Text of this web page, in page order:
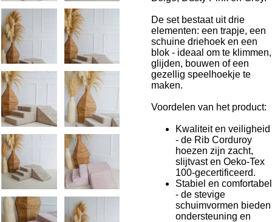
De set bestaat uit drie
elementen: een trapje, een
schuine driehoek en een
blok - ideaal om te klimmen,
glijden, bouwen of een
gezellig speelhoekje te
maken.
Voordelen van het product:
Kwaliteit en veiligheid
- de Rib Corduroy
hoezen zijn zacht,
slijtvast en Oeko-Tex
100-gecertificeerd.
Stabiel en comfortabel
- de stevige
schuimvormen bieden
ondersteuning en